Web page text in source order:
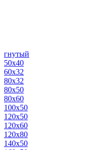
гнутый
50х40
60х32
80х32
80х50
80х60
100х50
120х50
120х60
120х80
140х50